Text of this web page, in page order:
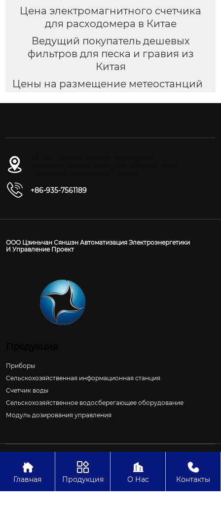
Цена электромагнитного счетчика
для расходомера в Китае
Ведущий покупатель дешевых
фильтров для песка и гравия из
Китая
Цены на размещение метеостанций
+86-935-7561189
ООО Цзиньчан Сяншэн Автоматизация Электроэнергетики
И Управление Проект
Приборы
Сельскохозяйственная информационная станция
Счетчик воды
Сельскохозяйственное водосберегающее оборудование
Модуль дозирования управления
Электроэнергетики И Управление Проект

Главная

Продукция

О Нас

Контакты